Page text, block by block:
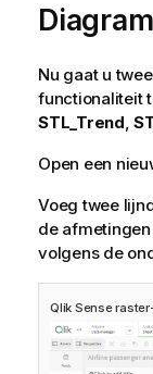
Nu gaat u
functionaliteit
STL_Trend,
Open een
Voeg twee
de
volgens de
Qlik Sense